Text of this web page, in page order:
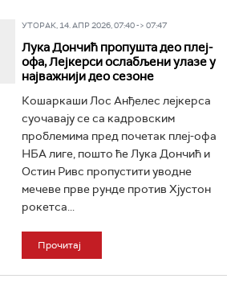
УТОРАК, 14. АПР 2026, 07:40 -> 07:47
Лука Дончић пропушта део плеј-
офа, Лејкерси ослабљени улазе у
најважнији део сезоне
Кошаркаши Лос Анђелес лејкерса
суочавају се са кадровским
проблемима пред почетак плеј-офа
НБА лиге, пошто ће Лука Дончић и
Остин Ривс пропустити уводне
мечеве прве рунде против Хјустон
рокетса...
Прочитај